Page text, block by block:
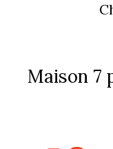
Maison 7 pièce(s) 4 chambre(s)